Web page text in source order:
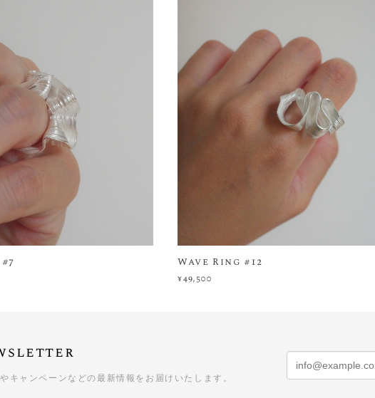
Wave Ring #12
¥49,500
キャンペーンなどの最新情報をお届けいたします。